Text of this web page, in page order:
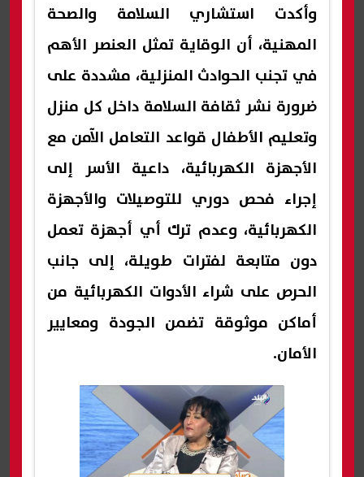
وأكدت استشاري السلامة والصحة
المهنية، أن الوقاية تمثل العنصر الأهم
في تجنب الحوادث المنزلية، مشددة على
ضرورة نشر ثقافة السلامة داخل كل منزل
وتعليم الأطفال قواعد التعامل الآمن مع
الأجهزة الكهربائية، داعية الأسر إلى
إجراء فحص دوري للتوصيلات والأجهزة
الكهربائية، وعدم ترك أي أجهزة تعمل
دون متابعة لفترات طويلة، إلى جانب
الحرص على شراء الأدوات الكهربائية من
أماكن موثوقة تضمن الجودة ومعايير
الأمان.